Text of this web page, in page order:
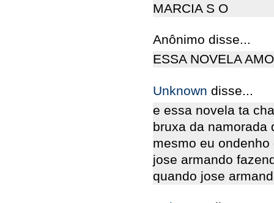
MARCIA S O
Anônimo disse...
ESSA NOVELA
Unknown disse...
e essa novela ta
bruxa da namorada
mesmo eu
jose armando
quando jose